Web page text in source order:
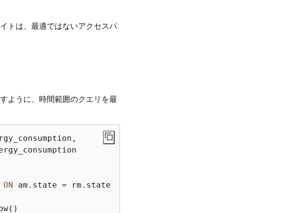
トは、最適ではないアクセスパ
ように、時間範囲のクエリを最
ON am.state =